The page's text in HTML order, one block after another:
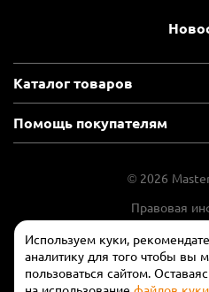
Используем куки,
аналитику для того чтобы вы
пользоваться сайтом.
Каталог товаров
Помощь покупателям
© 2026
Правовая
Положение об